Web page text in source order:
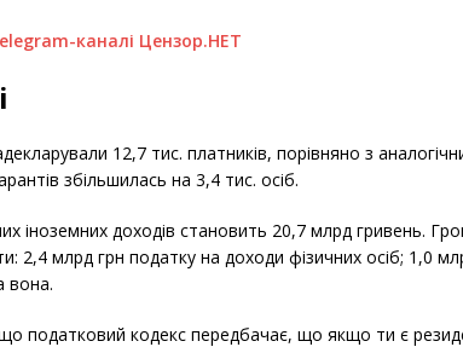
каналі Цензор.НЕТ
12,7 тис. платників, порівняно з
збільшилась на 3,4 тис. осіб.
іноземних доходів становить 20,7 млрд гривень.
2,4 млрд грн податку на доходи фізичних осіб; 1,0
вона.
податковий кодекс передбачає, що якщо ти є